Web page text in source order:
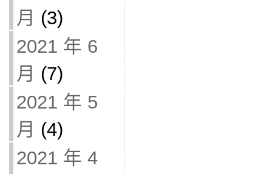
月 (3)
2021 年 6
月 (7)
2021 年 5
月 (4)
2021 年 4